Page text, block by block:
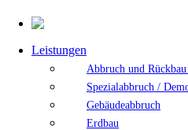
Leistungen
Abbruch und
Spezialabbruch /
Gebäudeabbruch
Erdbau